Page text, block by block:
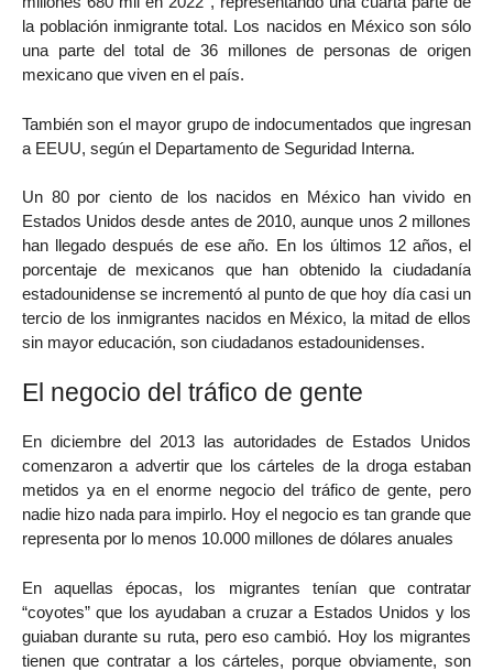
la población inmigrante total. Los nacidos en México son sólo
una parte del total de 36 millones de personas de origen
mexicano que viven en el país.
También son el mayor grupo de indocumentados que ingresan
a EEUU, según el Departamento de Seguridad Interna.
Un 80 por ciento de los nacidos en México han vivido en
Estados Unidos desde antes de 2010, aunque unos 2 millones
han llegado después de ese año. En los últimos 12 años, el
porcentaje de mexicanos que han obtenido la ciudadanía
estadounidense se incrementó al punto de que hoy día casi un
tercio de los inmigrantes nacidos en México, la mitad de ellos
sin mayor educación, son ciudadanos estadounidenses.
El negocio del tráfico de gente
En diciembre del 2013 las autoridades de Estados Unidos
comenzaron a advertir que los cárteles de la droga estaban
metidos ya en el enorme negocio del tráfico de gente, pero
nadie hizo nada para impirlo. Hoy el negocio es tan grande que
representa por lo menos 10.000 millones de dólares anuales
En aquellas épocas, los migrantes tenían que contratar
“coyotes” que los ayudaban a cruzar a Estados Unidos y los
guiaban durante su ruta, pero eso cambió. Hoy los migrantes
tienen que contratar a los cárteles, porque obviamente, son